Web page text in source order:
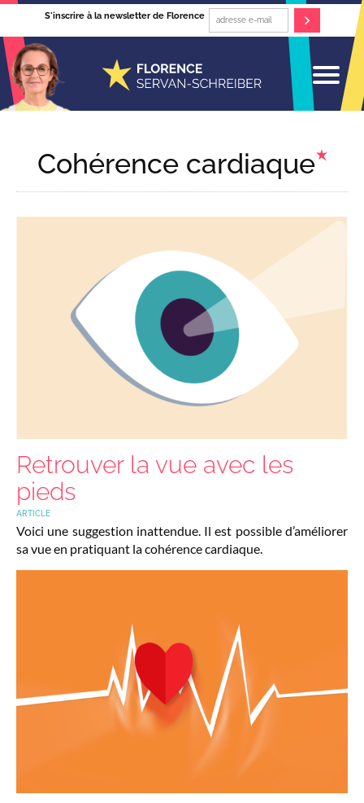
S'inscrire à la newsletter de Florence
Cohérence cardiaque
Retrouver la vue avec les
pieds
ARTICLE
Voici une suggestion inattendue. Il est possible d’améliorer
sa vue en pratiquant la cohérence cardiaque.